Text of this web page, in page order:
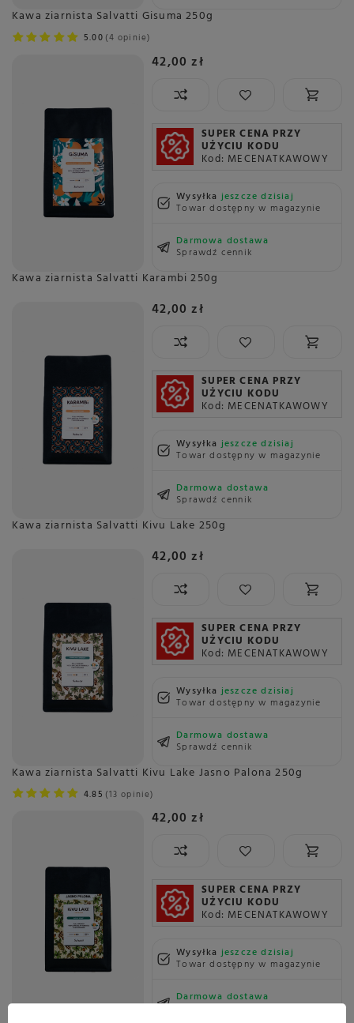
Kawa ziarnista Salvatti Gisuma 250g
5.00 4 opinie
42,00 zł
SUPER CENA PRZY
UŻYCIU KODU
Kod: MECENATKAWOWY
Wysyłkajeszcze dzisiaj
Towar dostępny w magazynie
Darmowa dostawa
Sprawdź cennik
Kawa ziarnista Salvatti Karambi 250g
42,00 zł
SUPER CENA PRZY
UŻYCIU KODU
Kod: MECENATKAWOWY
Wysyłkajeszcze dzisiaj
Towar dostępny w magazynie
Darmowa dostawa
Sprawdź cennik
Kawa ziarnista Salvatti Kivu Lake 250g
42,00 zł
SUPER CENA PRZY
UŻYCIU KODU
Kod: MECENATKAWOWY
Wysyłkajeszcze dzisiaj
Towar dostępny w magazynie
Darmowa dostawa
Sprawdź cennik
Kawa ziarnista Salvatti Kivu Lake Jasno Palona 250g
4.85 13 opinie
42,00 zł
SUPER CENA PRZY
UŻYCIU KODU
Kod: MECENATKAWOWY
Wysyłkajeszcze dzisiaj
Towar dostępny w magazynie
Darmowa dostawa
Sprawdź cennik